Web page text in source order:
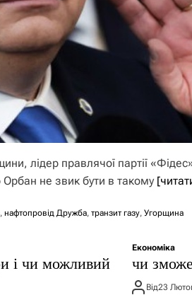
лідер правлячої партії
Орбан не звик бути в такому
, нафтопровід Дружба, транзит газу, Угорщина
і чи можливий
Економіка
чи
Від23